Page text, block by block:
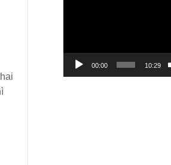
00:00 10:29